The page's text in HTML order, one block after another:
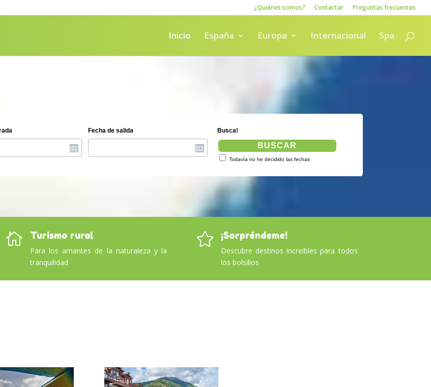
¿Quiénes somos? Contactar Preguntas frecuentes
Inicio España Europa Internacional Spa
Fecha de salida Busca!
BUSCAR
Todavía no he decidido las fechas
 Turismo rural
Para los amantes de la naturaleza y la
tranquilidad
 ¡Sorpréndeme!
Descubre destinos increibles para todos
los bolsillos